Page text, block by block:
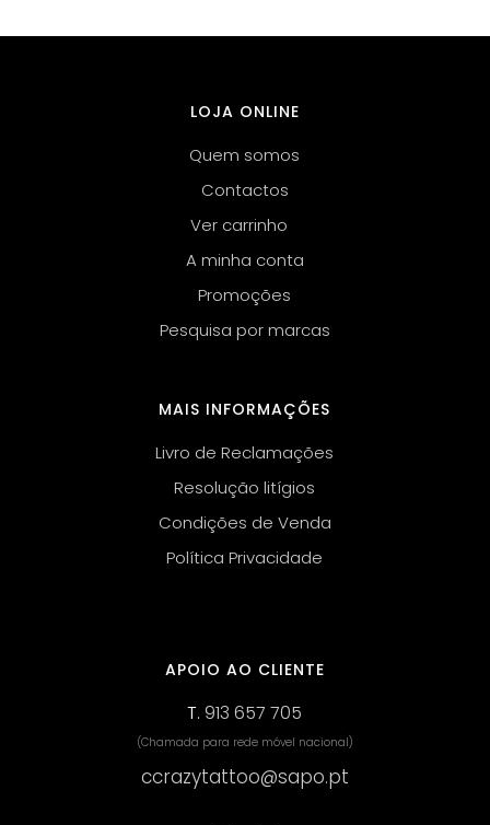
LOJA ONLINE
Quem somos
Contactos
Ver carrinho
A minha conta
Promoções
Pesquisa por marcas
MAIS INFORMAÇÕES
Livro de Reclamações
Resolução litígios
Condições de Venda
Política Privacidade
APOIO AO CLIENTE
T.913 657 705
(Chamada para rede móvel nacional)
ccrazytattoo@sapo.pt